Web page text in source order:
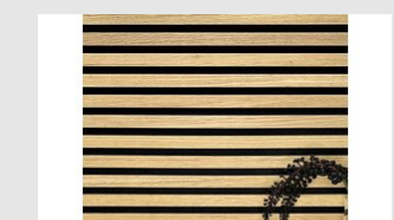
Items van productcarrousel